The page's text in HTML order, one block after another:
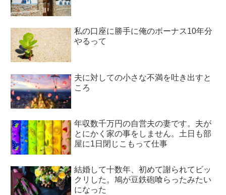
私の口座に勝手に俺のボーナス10年分
やるって
夫に対しての小さな不満を吐き出すと
ころ
年収数千万円の自営夫の妻です。夫が
とにかく家の事をしません。土日も部
屋に1日閉じこもって仕事
結婚して十数年、初めて謝られてビッ
クリした。鳩が豆鉄砲喰らったみたい
になった